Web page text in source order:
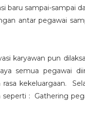
sampai-sampai
antar pegawai
karyawan pun
semua pegawai
kekeluargaan.
seperti : Gathering